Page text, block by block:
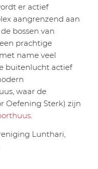
er actief
aangrenzend aan
bossen van
prachtige
name veel
buitenlucht actief
waar de
Oefening Sterk) zijn
.
Lunthari,